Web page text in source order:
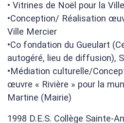
• Vitrines de Noël pour la
•Conception/ Réalisation
Ville Mercier
•Co fondation du Gueulart
autogéré, lieu de diffusion),
•Médiation culturelle/
œuvre « Rivière » pour la
Martine (Mairie)
1998 D.E.S. Collège Sainte-